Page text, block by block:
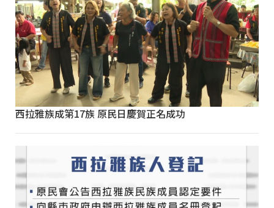
西拉雅族成第17族 原民日慶賀正名成功